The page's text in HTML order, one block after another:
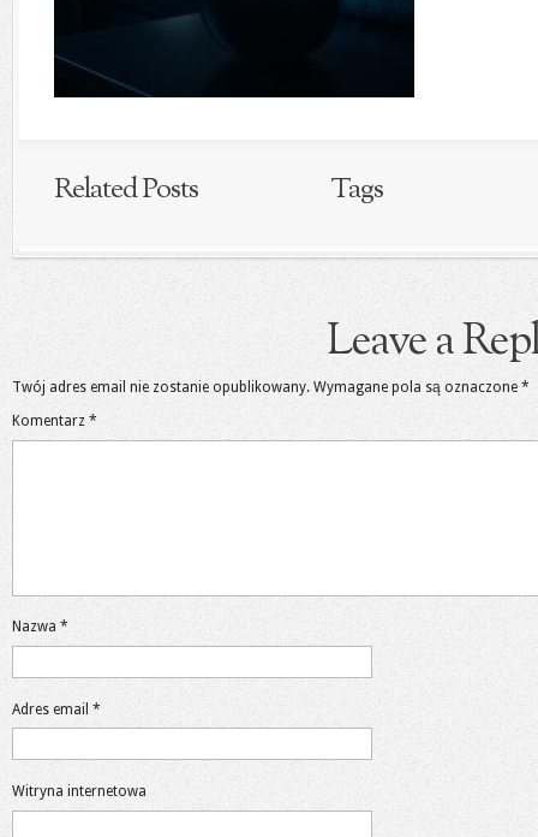
Related Posts Tags
Leave a
Twój adres email nie zostanie opublikowany. Wymagane pola są oznaczone *
Komentarz *
Nazwa *
Adres email *
Witryna internetowa